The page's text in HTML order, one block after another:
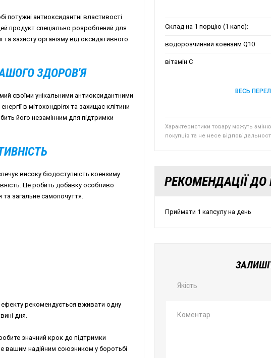
потужні антиоксидантні властивості
продукт спеціально розроблений для
захисту організму від оксидативного
ЗДОРОВ'Я
своїми унікальними антиоксидантними
в мітохондріях та захищає клітини
його незамінним для підтримки
високу біодоступність коензиму
Це робить добавку особливо
загальне самопочуття.
рекомендується вживати одну
дня.
значний крок до підтримки
вашим надійним союзником у боротьбі
Склад на 1 порцію (1 капс):
водорозчинний коензим Q10
вітамін С
ВЕСЬ
Характеристики товару можуть
покупців та не несе
РЕКОМЕНДАЦІЇ
Приймати 1 капсулу на день
Якість